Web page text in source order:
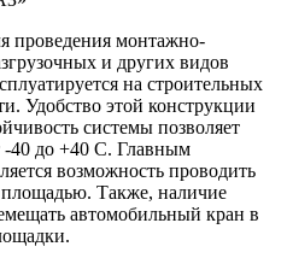
проведения монтажно-
и других видов
на строительных
Удобство этой конструкции
системы позволяет
-40 до +40 С. Главным
возможность проводить
площадью. Также, наличие
автомобильный кран в